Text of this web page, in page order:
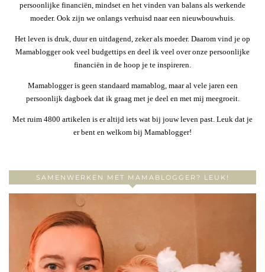
persoonlijke financiën, mindset en het vinden van balans als werkende
moeder. Ook zijn we onlangs verhuisd naar een nieuwbouwhuis.
Het leven is druk, duur en uitdagend, zeker als moeder. Daarom vind je op
Mamablogger ook veel budgettips en deel ik veel over onze persoonlijke
financiën in de hoop je te inspireren.
Mamablogger is geen standaard mamablog, maar al vele jaren een
persoonlijk dagboek dat ik graag met je deel en met mij meegroeit.
Met ruim 4800 artikelen is er altijd iets wat bij jouw leven past. Leuk dat je
er bent en welkom bij Mamablogger!
SAMENWERKEN MET MAMABLOGGER? LEUK!